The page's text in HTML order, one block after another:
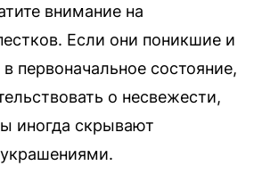
внимание на
Если они поникшие и
первоначальное состояние,
о несвежести,
иногда скрывают